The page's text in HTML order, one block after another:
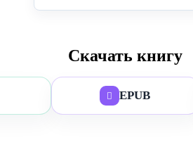
Скачать книгу
EPUB